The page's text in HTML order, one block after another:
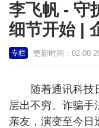
李飞帆 - 守
细节开始 |
专栏 更新时间：02:00
随着通讯科技日
层出不穷。诈骗手
亲友，演变至今日